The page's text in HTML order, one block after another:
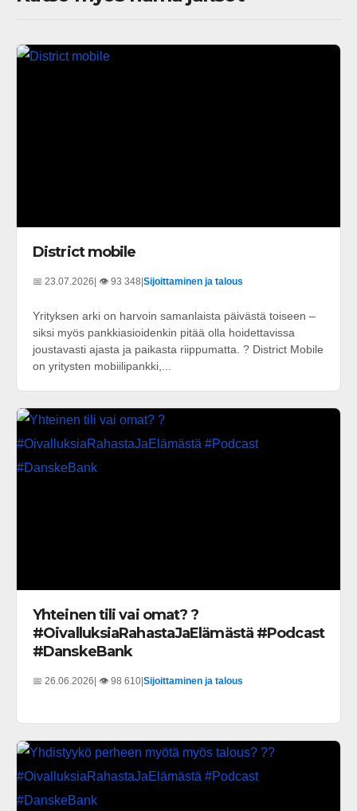
District mobile
📅 23.07.2026| 👁️ 93 348|Sijoittaminen ja talous
Yrityksen arki on harvoin samanlaista päivästä toiseen –
siksi myös pankkiasioidenkin pitää olla hoidettavissa
joustavasti ajasta ja paikasta riippumatta. ? District Mobile
on yritysten mobiilipankki,...
Yhteinen tili vai omat? ?
#OivalluksiaRahastaJaElämästä #Podcast
#DanskeBank
📅 26.06.2026 | 👁️ 98 610 Sijoittaminen ja talous